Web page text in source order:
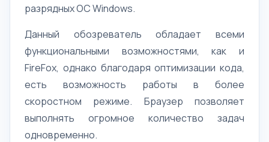
разрядных ОС Windows.
Данный обозреватель обладает всеми
функциональными возможностями, как и
FireFox, однако благодаря оптимизации кода,
есть возможность работы в более
скоростном режиме. Браузер позволяет
выполнять огромное количество задач
одновременно.